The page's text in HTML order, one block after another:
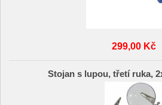
299,00 Kč
Stojan s lupou, třetí ruka,